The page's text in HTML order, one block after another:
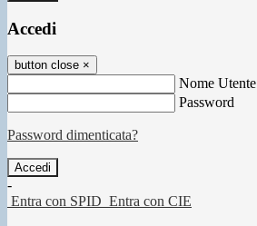
Accedi
button close ×
Nome Utente
Password
Password dimenticata?
-
Entra con SPID Entra con CIE